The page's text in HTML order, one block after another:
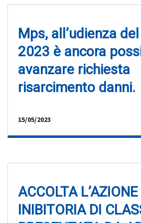
Mps, all’udienza
2023 è ancora
avanzare richiesta
risarcimento danni.
15/05/2023
ACCOLTA L’AZIONE
INIBITORIA DI